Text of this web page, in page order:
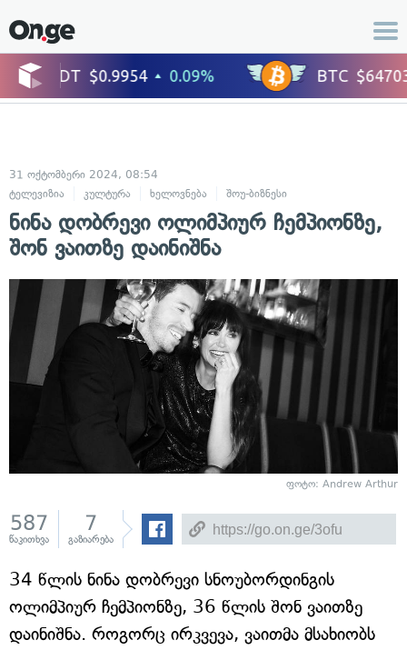
31 ოქტომბერი 2024, 08:54
ტელევიზია
კულტურა ხელოვნება შოუ-ბიზნესი
ნინა დობრევი ოლიმპიურ ჩემპიონზე,
შონ ვაითზე დაინიშნა
ფოტო: Andrew Arthur
587
წაკითხვა
7
გაზიარება
34 წლის ნინა დობრევი სნოუბორდინგის
ოლიმპიურ ჩემპიონზე, 36 წლის შონ ვაითზე
დაინიშნა. როგორც ირკვევა, ვაითმა მსახიობს